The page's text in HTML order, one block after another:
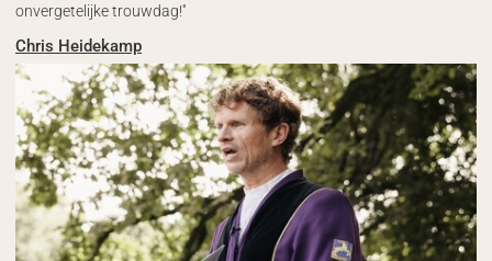
onvergetelijke trouwdag!''
Chris Heidekamp